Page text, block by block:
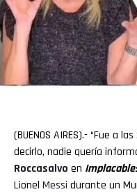
(BUENOS AIRES).- “Fue a
decirlo, nadie quería
Roccasalvo en
Lionel Messi durante un